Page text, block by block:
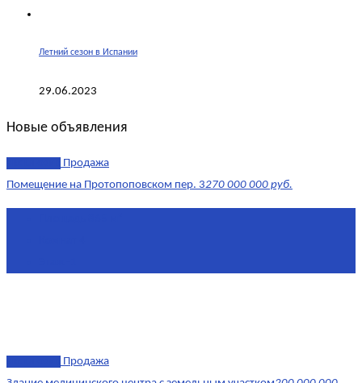
Летний сезон в Испании
29.06.2023
Новые объявления
Продажа
Помещение на Протопоповском пер. 3270 000 000 руб.
Продажа